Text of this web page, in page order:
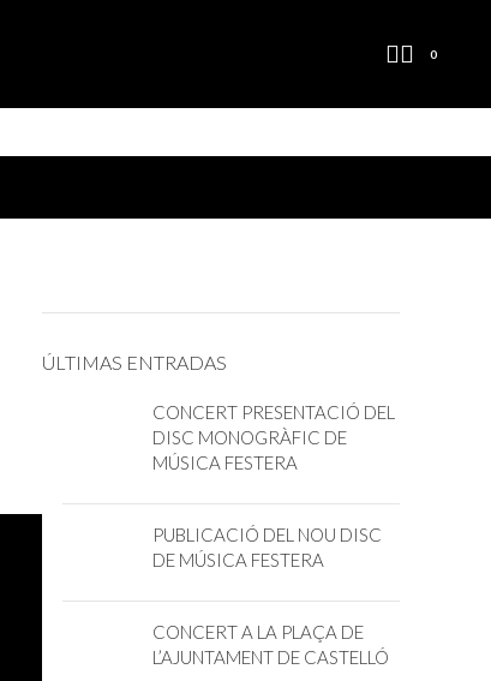
0
ÚLTIMAS ENTRADAS
CONCERT PRESENTACIÓ DEL
DISC MONOGRÀFIC DE
MÚSICA FESTERA
PUBLICACIÓ DEL NOU DISC
DE MÚSICA FESTERA
CONCERT A LA PLAÇA DE
L’AJUNTAMENT DE CASTELLÓ